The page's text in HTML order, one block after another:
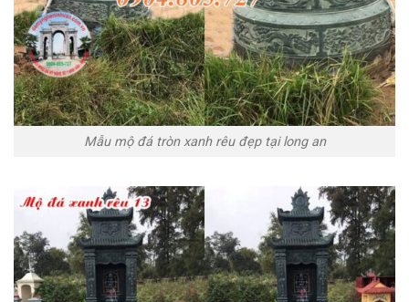
Mẫu mộ đá tròn xanh rêu đẹp tại long an